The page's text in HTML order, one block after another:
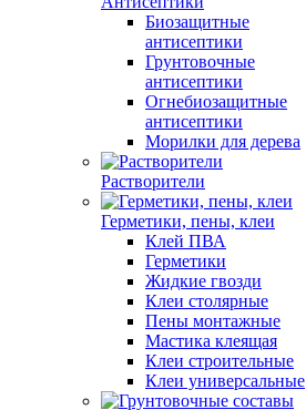
Биозащитные
антисептики
Грунтовочные
антисептики
Огнебиозащитные
антисептики
Морилки для дерева
Растворители
Герметики, пены, клеи
Клей ПВА
Герметики
Жидкие гвозди
Клеи столярные
Пены монтажные
Мастика клеящая
Клеи строительные
Клеи универсальные